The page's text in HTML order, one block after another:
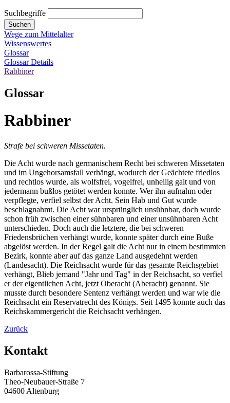
Suchbegriffe
Suchen
Wege zum Mittelalter
Wissenswertes
Glossar
Glossar Details
Rabbiner
Glossar
Rabbiner
Strafe bei schweren Missetaten.
Die Acht wurde nach germanischem Recht bei schweren Missetaten
und im Ungehorsamsfall verhängt, wodurch der Geächtete friedlos
und rechtlos wurde, als wolfsfrei, vogelfrei, unheilig galt und von
jedermann bußlos getötet werden konnte. Wer ihn aufnahm oder
verpflegte, verfiel selbst der Acht. Sein Hab und Gut wurde
beschlagnahmt. Die Acht war ursprünglich unsühnbar, doch wurde
schon früh zwischen einer sühnbaren und einer unsühnbaren Acht
unterschieden. Doch auch die letztere, die bei schweren
Friedensbrüchen verhängt wurde, konnte später durch eine Buße
abgelöst werden. In der Regel galt die Acht nur in einem bestimmten
Bezirk, konnte aber auf das ganze Land ausgedehnt werden
(Landesacht). Die Reichsacht wurde für das gesamte Reichsgebiet
verhängt, Blieb jemand "Jahr und Tag" in der Reichsacht, so verfiel
er der eigentlichen Acht, jetzt Oberacht (Aberacht) genannt. Sie
musste durch besondere Sentenz verhängt werden und war wie die
Reichsacht ein Reservatrecht des Königs. Seit 1495 konnte auch das
Reichskammergericht die Reichsacht verhängen.
Zurück
Kontakt
Barbarossa-Stiftung
Theo-Neubauer-Straße 7
04600 Altenburg